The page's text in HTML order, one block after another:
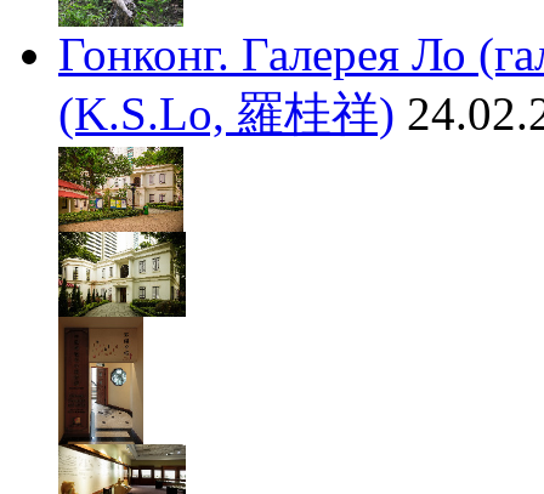
Гонконг. Галерея Ло
(K.S.Lo, 羅桂祥)